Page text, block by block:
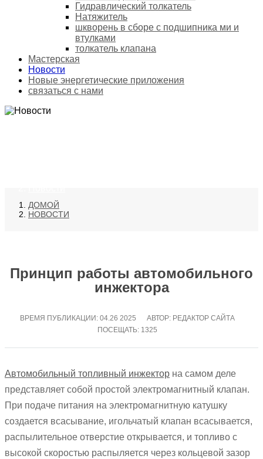
Гидравлический толкатель
Натяжитель
шкворень в сборе с подшипника ми и
втулками
толкатель клапана
Мастерская
Новости
Новые энергетические приложения
связаться с нами
ДОМОЙ
НОВОСТИ
Принцип работы автомобильного
инжектора
ВРЕМЯ ПУБЛИКАЦИИ: 04.26 2025
АВТОР: РЕДАКТОР САЙТА
ПОСЕЩАТЬ: 1325
Автомобильный топливный инжектор на самом деле
представляет собой простой электромагнитный клапан.
При подаче питания на электромагнитную катушку
создается всасывание, игольчатый клапан всасывается,
распылительное отверстие открывается, и топливо с
высокой скоростью распыляется через кольцевой зазор